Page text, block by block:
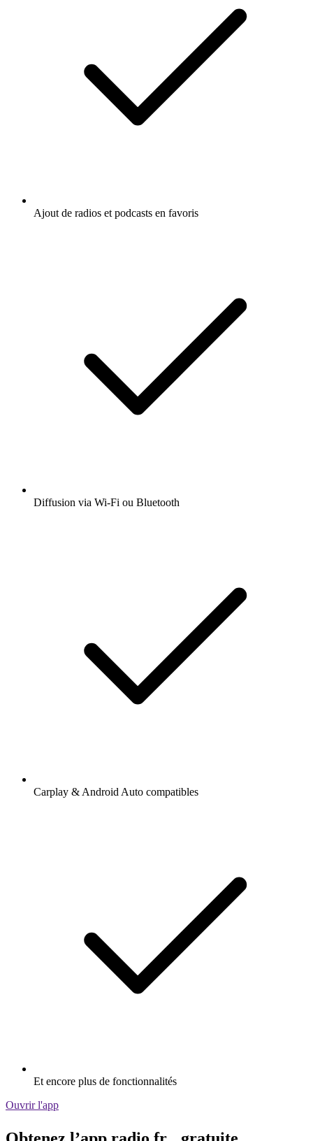
Ajout de radios et podcasts en favoris
Diffusion via Wi-Fi ou Bluetooth
Carplay & Android Auto compatibles
Et encore plus de fonctionnalités
Ouvrir l'app